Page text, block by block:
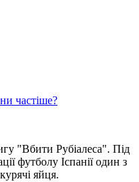
частіше?
"Вбити Рубіалеса". Під
футболу Іспанії один з
яйця.